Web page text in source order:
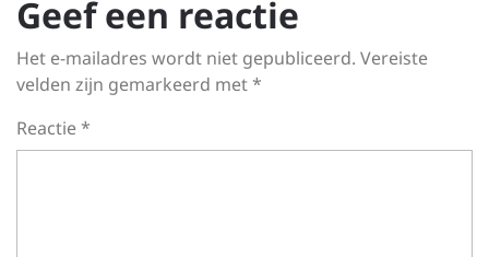
Geef een reactie
Het e-mailadres wordt niet gepubliceerd. Vereiste
velden zijn gemarkeerd met*
Reactie*